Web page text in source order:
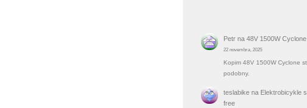
Petrna 48V 1500W
22 novembra, 2025
Kopim 48V 1500W Cyclone
podobny.
teslabikena Elektrobicykle
free